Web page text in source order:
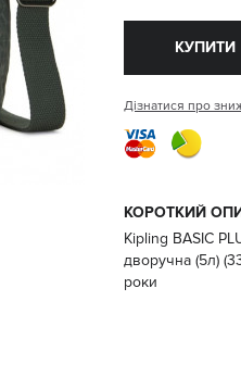
КУПИТИ
Дізнатися про
КОРОТКИЙ
Kipling BASIC
дворучна (5л)
роки